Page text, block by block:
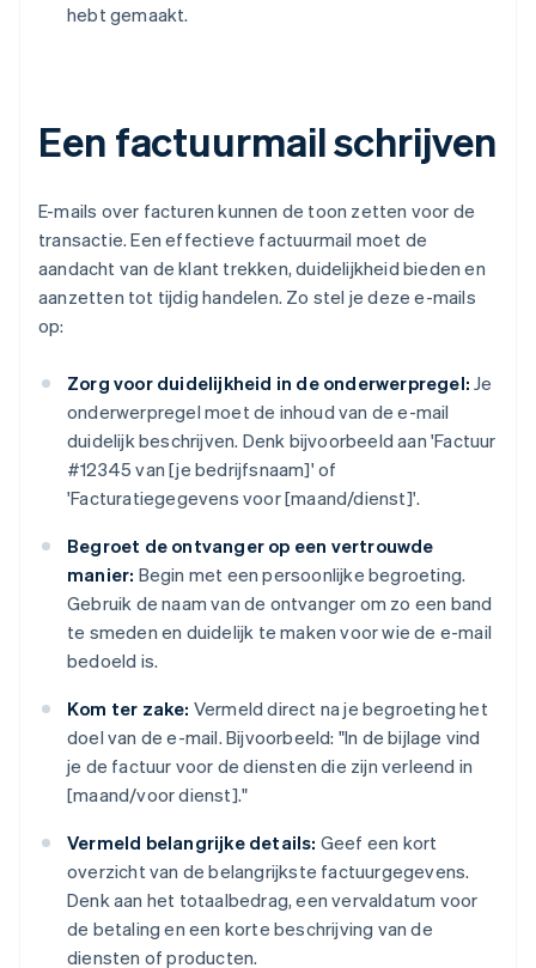
hebt gemaakt.
Een factuurmail schrijven
E-mails over facturen kunnen de toon zetten voor de
transactie. Een effectieve factuurmail moet de
aandacht van de klant trekken, duidelijkheid bieden en
aanzetten tot tijdig handelen. Zo stel je deze e-mails
op:
Zorg voor duidelijkheid in de onderwerpregel: Je
onderwerpregel moet de inhoud van de e-mail
duidelijk beschrijven. Denk bijvoorbeeld aan 'Factuur
#12345 van [je bedrijfsnaam]' of
'Facturatiegegevens voor [maand/dienst]'.
Begroet de ontvanger op een vertrouwde
manier: Begin met een persoonlijke begroeting.
Gebruik de naam van de ontvanger om zo een band
te smeden en duidelijk te maken voor wie de e-mail
bedoeld is.
Kom ter zake: Vermeld direct na je begroeting het
doel van de e-mail. Bijvoorbeeld: "In de bijlage vind
je de factuur voor de diensten die zijn verleend in
[maand/voor dienst]."
Vermeld belangrijke details: Geef een kort
overzicht van de belangrijkste factuurgegevens.
Denk aan het totaalbedrag, een vervaldatum voor
de betaling en een korte beschrijving van de
diensten of producten.